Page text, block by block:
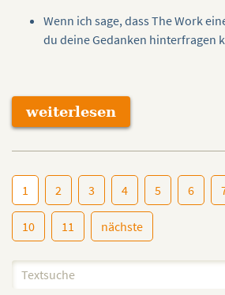
Wenn ich sage, dass The Work
du deine Gedanken hinterfragen
weiterlesen
1 2 3 4 5 6
10 11 nächste